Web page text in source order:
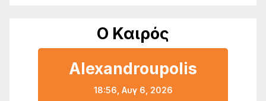
Ο Καιρός
Alexandroupolis
18:56, Αυγ 6, 2026